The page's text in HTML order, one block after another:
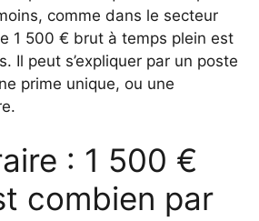
comme dans le secteur
1 500 € brut à temps plein est
Il peut s’expliquer par un poste
prime unique, ou une
: 1 500 €
combien par